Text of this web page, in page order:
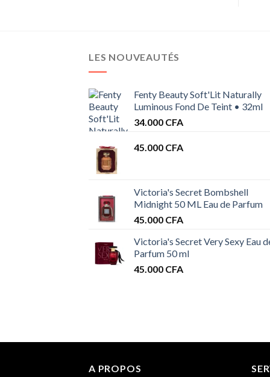
LES NOUVEAUTÉS
Fenty Beauty Soft'Lit Naturally
Luminous Fond De Teint • 32ml
34.000 CFA
45.000 CFA
Victoria's Secret Bombshell
Midnight 50 ML Eau de Parfum
45.000 CFA
Victoria's Secret Very Sexy Eau
Parfum 50 ml
45.000 CFA
A PROPOS